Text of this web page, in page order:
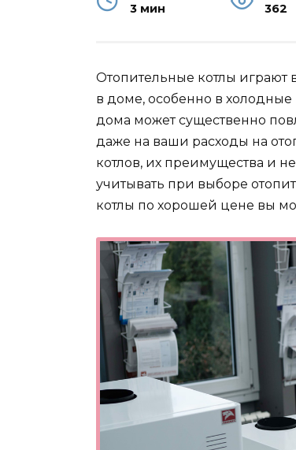
3 мин 362
Отопительные котлы
в доме, особенно в
дома может существенно
даже на ваши расходы на
котлов, их преимущества и
учитывать при выборе
котлы по хорошей цене вы